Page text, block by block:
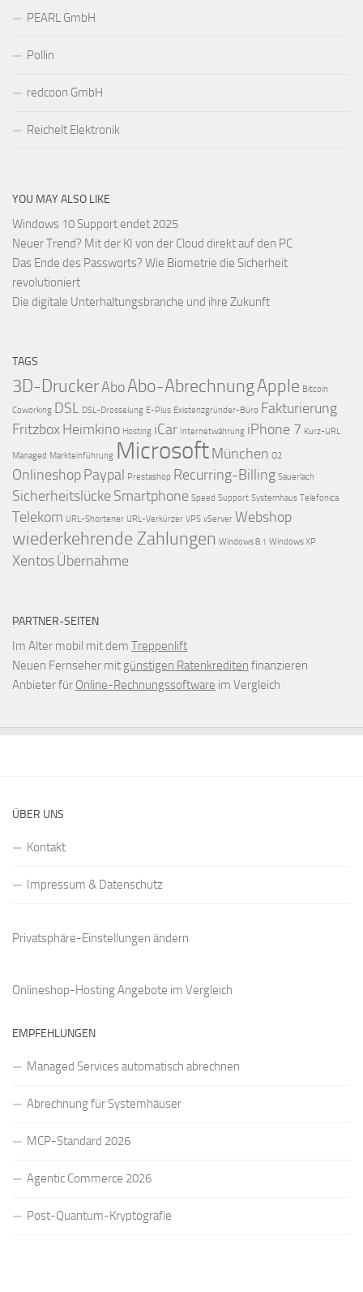
PEARL GmbH
Pollin
redcoon GmbH
Reichelt Elektronik
YOU MAY ALSO LIKE
Windows 10 Support endet 2025
Neuer Trend? Mit der KI von der Cloud direkt auf den PC
Das Ende des Passworts? Wie Biometrie die Sicherheit
revolutioniert
Die digitale Unterhaltungsbranche und ihre Zukunft
TAGS
3D-DruckerAboAbo-AbrechnungApple Bitcoin
Coworking DSL DSL-Drosselung E-Plus Existenzgründer-Büro Fakturierung
Fritzbox Heimkino Hosting iCar Internetwährung iPhone 7 Kurz-URL
Managed Markteinführung Microsoft München O2
Onlineshop Paypal Prestashop Recurring-Billing Sauerlach
Sicherheitslücke Smartphone Speed Support Systemhaus Telefonica
Telekom URL-Shortener URL-Verkürzer VPS vServer Webshop
wiederkehrende Zahlungen Windows 8.1 Windows XP
XentosÜbernahme
PARTNER-SEITEN
Im Alter mobil mit dem Treppenlift
Neuen Fernseher mit günstigen Ratenkrediten finanzieren
Anbieter für Online-Rechnungssoftware im Vergleich
ÜBER UNS
Kontakt
Impressum & Datenschutz
Privatsphäre-Einstellungen ändern
Onlineshop-Hosting Angebote im Vergleich
EMPFEHLUNGEN
Managed Services automatisch abrechnen
Abrechnung für Systemhäuser
MCP-Standard 2026
Agentic Commerce 2026
Post-Quantum-Kryptografie